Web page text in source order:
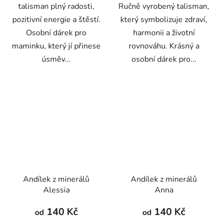
talisman plný radosti,
pozitivní energie a štěstí.
Osobní dárek pro
maminku, který jí přinese
úsměv...
Ručně vyrobený talisman,
který symbolizuje zdraví,
harmonii a životní
rovnováhu. Krásný a
osobní dárek pro...
Andílek z minerálů
Alessia
od 140 Kč
Andílek z minerálů
Anna
od 140 Kč